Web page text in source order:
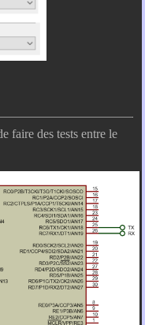
faire des tests entre le